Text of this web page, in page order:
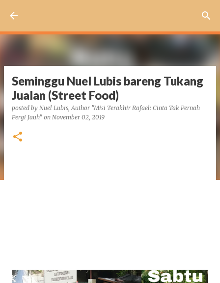
Seminggu Nuel Lubis bareng Tukang
Jualan (Street Food)
posted by Nuel Lubis, Author "Misi Terakhir Rafael: Cinta Tak Pernah
Pergi Jauh" on November 02, 2019